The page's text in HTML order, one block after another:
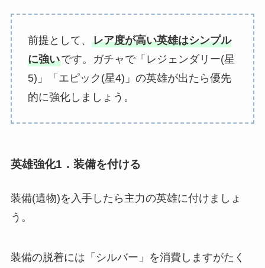
前提として、 レア度が高い英雄はシンプル
に強いです。ガチャで「レジェンダリー(星
5)」「エピック(星4)」の英雄が出たら優先
的に強化しましょう。
英雄強化1．装備を付ける
装備(遺物)を入手したら主力の英雄に付けましょ
う。
装備の脱着には「シルバー」を消費しますがたく